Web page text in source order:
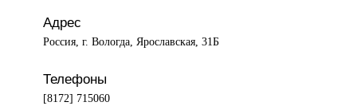
Адрес
Россия, г. Вологда, Ярославская, 31Б
Телефоны
[8172] 715060